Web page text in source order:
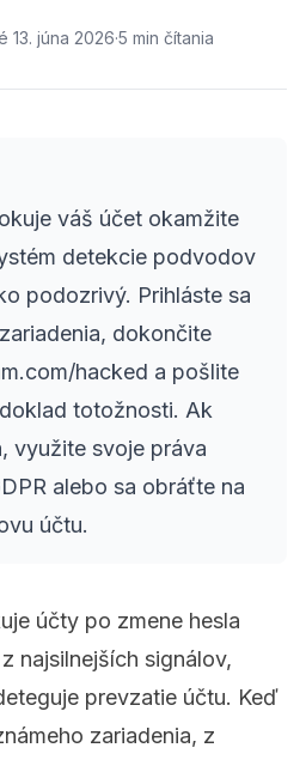
13. júna 2026·5 min čítania
váš účet okamžite
detekcie podvodov
podozrivý. Prihláste sa
dokončite
hacked a pošlite
totožnosti. Ak
využite svoje práva
alebo sa obráťte na
účtu.
účty po zmene hesla
najsilnejších signálov,
prevzatie účtu. Keď
zariadenia, z